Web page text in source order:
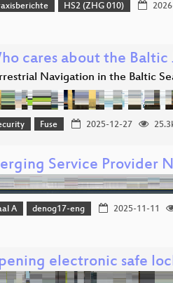
HS2 (ZHG 010)
cares about the Baltic
Navigation in the Baltic
Fuse 2025-12-27
Service Provider
A denog17-eng 2025-11-11
electronic safe